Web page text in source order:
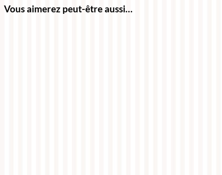
Vous aimerez peut-être aussi…